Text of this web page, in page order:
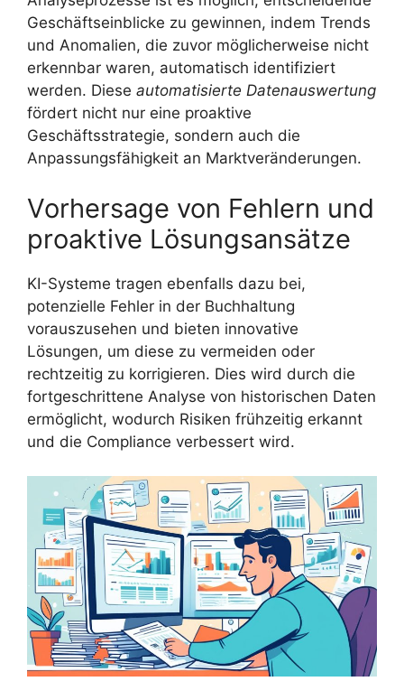
Geschäftseinblicke zu gewinnen, indem Trends
und Anomalien, die zuvor möglicherweise nicht
erkennbar waren, automatisch identifiziert
werden. Diese automatisierte Datenauswertung
fördert nicht nur eine proaktive
Geschäftsstrategie, sondern auch die
Anpassungsfähigkeit an Marktveränderungen.
Vorhersage von Fehlern und
proaktive Lösungsansätze
KI-Systeme tragen ebenfalls dazu bei,
potenzielle Fehler in der Buchhaltung
vorauszusehen und bieten innovative
Lösungen, um diese zu vermeiden oder
rechtzeitig zu korrigieren. Dies wird durch die
fortgeschrittene Analyse von historischen Daten
ermöglicht, wodurch Risiken frühzeitig erkannt
und die Compliance verbessert wird.